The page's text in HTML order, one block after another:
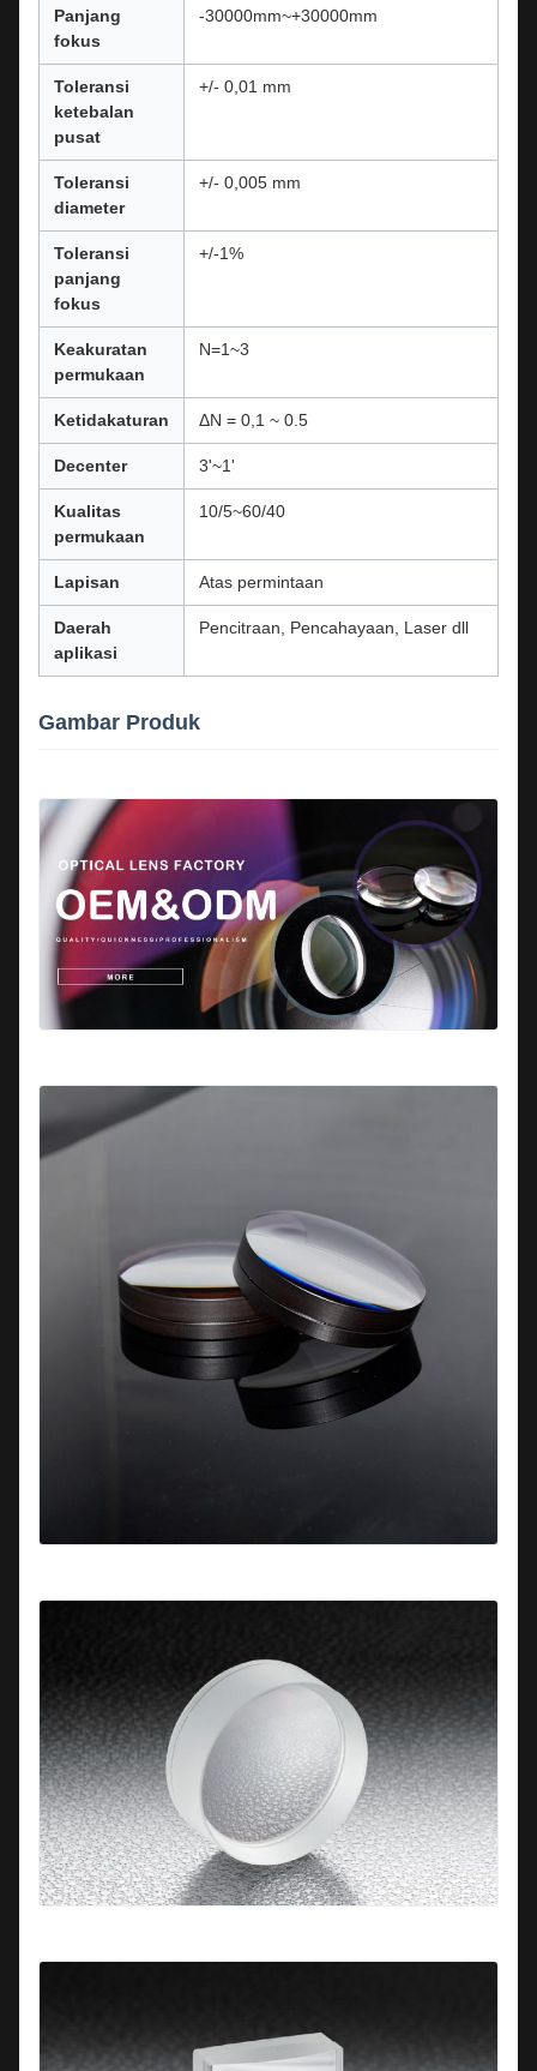
Panjang
fokus
-30000mm~+30000mm
Toleransi
ketebalan
pusat
+/- 0,01 mm
Toleransi
diameter
+/- 0,005 mm
Toleransi
panjang
fokus
+/-1%
Keakuratan
permukaan
N=1~3
Ketidakaturan ΔN = 0,1 ~ 0.5
Decenter 3'~1'
Kualitas
permukaan
10/5~60/40
Lapisan Atas permintaan
Daerah
aplikasi
Pencitraan, Pencahayaan, Laser dll
Gambar Produk